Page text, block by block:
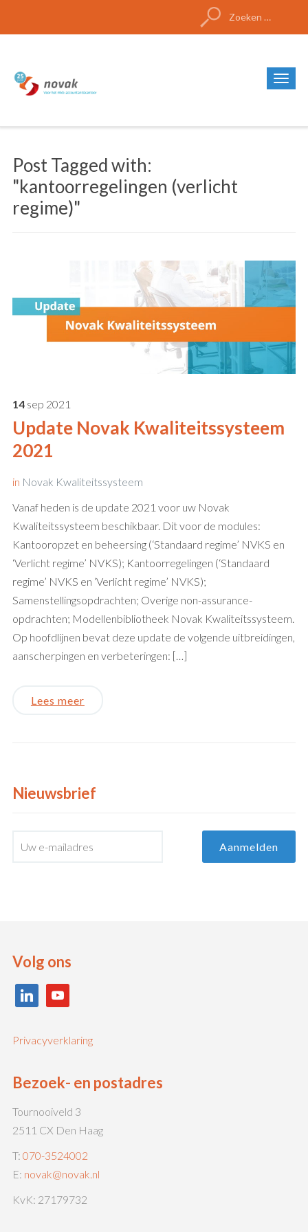
Zoeken
naar:
Post Tagged with:
"kantoorregelingen (verlicht
regime)"
14 sep 2021
Update Novak Kwaliteitssysteem
2021
in Novak Kwaliteitssysteem
Vanaf heden is de update 2021 voor uw Novak
Kwaliteitssysteem beschikbaar. Dit voor de modules:
Kantooropzet en beheersing (‘Standaard regime’ NVKS en
‘Verlicht regime’ NVKS); Kantoorregelingen (‘Standaard
regime’ NVKS en ‘Verlicht regime’ NVKS);
Samenstellingsopdrachten; Overige non-assurance-
opdrachten; Modellenbibliotheek Novak Kwaliteitssysteem.
Op hoofdlijnen bevat deze update de volgende uitbreidingen,
aanscherpingen en verbeteringen: […]
Lees meer
Nieuwsbrief
Volg ons
linkedin youtube
Privacyverklaring
Bezoek- en postadres
Tournooiveld 3
2511 CX Den Haag
T: 070-3524002
E: novak@novak.nl
KvK: 27179732